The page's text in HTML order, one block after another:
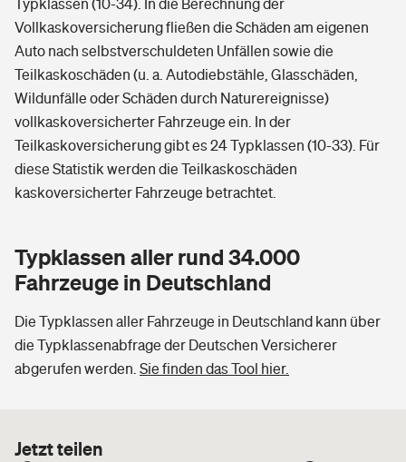
Typklassen (10-34). In die Berechnung der
Vollkaskoversicherung fließen die Schäden am eigenen
Auto nach selbstverschuldeten Unfällen sowie die
Teilkaskoschäden (u. a. Autodiebstähle, Glasschäden,
Wildunfälle oder Schäden durch Naturereignisse)
vollkaskoversicherter Fahrzeuge ein. In der
Teilkaskoversicherung gibt es 24 Typklassen (10-33). Für
diese Statistik werden die Teilkaskoschäden
kaskoversicherter Fahrzeuge betrachtet.
Typklassen aller rund 34.000
Fahrzeuge in Deutschland
Die Typklassen aller Fahrzeuge in Deutschland kann über
die Typklassenabfrage der Deutschen Versicherer
abgerufen werden. Sie finden das Tool hier.
Jetzt teilen